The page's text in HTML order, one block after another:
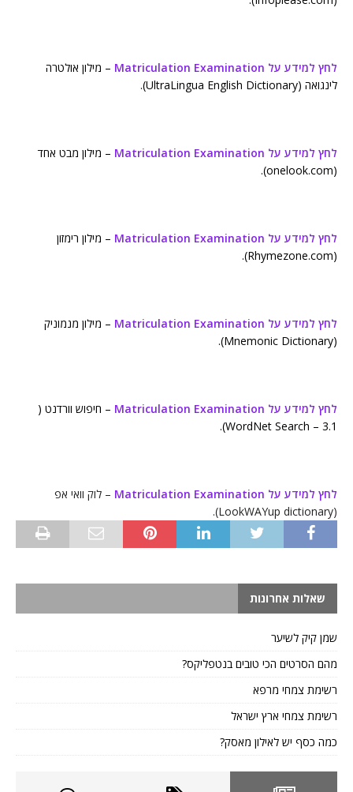
לחץ למידע על Matriculation Examination
– מילון אולטרה
לינגואה (UltraLingua English Dictionary).
לחץ למידע על Matriculation Examination
– מילון מבט אחד
(onelook.com).
לחץ למידע על Matriculation Examination
– מילון רימזון
(Rhymezone.com).
לחץ למידע על Matriculation Examination
– מילון מנמוניק
(Mnemonic Dictionary).
לחץ למידע על Matriculation Examination
– חיפוש וורדנט (
WordNet Search – 3.1).
לחץ למידע על Matriculation Examination
– לוק וואי אפ
(LookWAYup dictionary).
שאלות אחרונות
שמן קיק לשיער
מהם הסרטים הכי טובים בנטפליקס?
רשימת צמחי מרפא
רשימת צמחי ארץ ישראל
כמה כסף יש לאילון מאסק?